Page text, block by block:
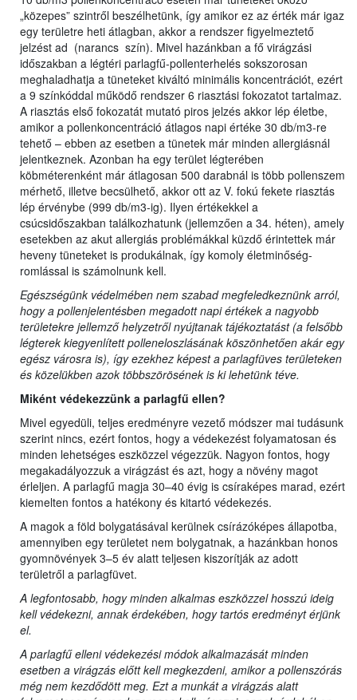
„közepes” szintről beszélhetünk, így amikor ez az érték már igaz
egy területre heti átlagban, akkor a rendszer figyelmeztető
jelzést ad (narancs szín). Mivel hazánkban a fő virágzási
időszakban a légtéri parlagfű-pollenterhelés sokszorosan
meghaladhatja a tüneteket kiváltó minimális koncentrációt, ezért
a 9 színkóddal működő rendszer 6 riasztási fokozatot tartalmaz.
A riasztás első fokozatát mutató piros jelzés akkor lép életbe,
amikor a pollenkoncentráció átlagos napi értéke 30 db/m3-re
tehető – ebben az esetben a tünetek már minden allergiásnál
jelentkeznek. Azonban ha egy terület légterében
köbméterenként már átlagosan 500 darabnál is több pollenszem
mérhető, illetve becsülhető, akkor ott az V. fokú fekete riasztás
lép érvénybe (999 db/m3-ig). Ilyen értékekkel a
csúcsidőszakban találkozhatunk (jellemzően a 34. héten), amely
esetekben az akut allergiás problémákkal küzdő érintettek már
heveny tüneteket is produkálnak, így komoly életminőség-
romlással is számolnunk kell.
Egészségünk védelmében nem szabad megfeledkeznünk arról,
hogy a pollenjelentésben megadott napi értékek a nagyobb
területekre jellemző helyzetről nyújtanak tájékoztatást (a felsőbb
légterek kiegyenlített polleneloszlásának köszönhetően akár egy
egész városra is), így ezekhez képest a parlagfüves területeken
és közelükben azok többszörösének is ki lehetünk téve.
Miként védekezzünk a parlagfű ellen?
Mivel egyedüli, teljes eredményre vezető módszer mai tudásunk
szerint nincs, ezért fontos, hogy a védekezést folyamatosan és
minden lehetséges eszközzel végezzük. Nagyon fontos, hogy
megakadályozzuk a virágzást és azt, hogy a növény magot
érleljen. A parlagfű magja 30–40 évig is csíraképes marad, ezért
kiemelten fontos a hatékony és kitartó védekezés.
A magok a föld bolygatásával kerülnek csírázóképes állapotba,
amennyiben egy területet nem bolygatnak, a hazánkban honos
gyomnövények 3–5 év alatt teljesen kiszorítják az adott
területről a parlagfüvet.
A legfontosabb, hogy minden alkalmas eszközzel hosszú ideig
kell védekezni, annak érdekében, hogy tartós eredményt érjünk
el.
A parlagfű elleni védekezési módok alkalmazását minden
esetben a virágzás előtt kell megkezdeni, amikor a pollenszórás
még nem kezdődött meg. Ezt a munkát a virágzás alatt